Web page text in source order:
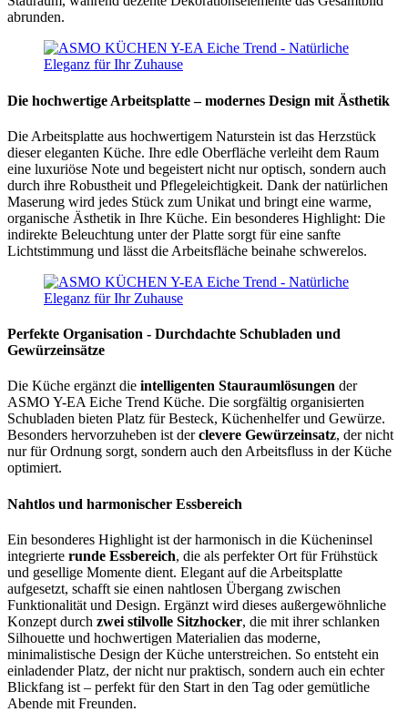
abrunden.
Die hochwertige Arbeitsplatte – modernes Design mit Ästhetik
Die Arbeitsplatte aus hochwertigem Naturstein ist das Herzstück
dieser eleganten Küche. Ihre edle Oberfläche verleiht dem Raum
eine luxuriöse Note und begeistert nicht nur optisch, sondern auch
durch ihre Robustheit und Pflegeleichtigkeit. Dank der natürlichen
Maserung wird jedes Stück zum Unikat und bringt eine warme,
organische Ästhetik in Ihre Küche. Ein besonderes Highlight: Die
indirekte Beleuchtung unter der Platte sorgt für eine sanfte
Lichtstimmung und lässt die Arbeitsfläche beinahe schwerelos.
Perfekte Organisation - Durchdachte Schubladen und
Gewürzeinsätze
Die Küche ergänzt die intelligenten Stauraumlösungen der
ASMO Y-EA Eiche Trend Küche. Die sorgfältig organisierten
Schubladen bieten Platz für Besteck, Küchenhelfer und Gewürze.
Besonders hervorzuheben ist derclevere Gewürzeinsatz, der nicht
nur für Ordnung sorgt, sondern auch den Arbeitsfluss in der Küche
optimiert.
Nahtlos und harmonischer Essbereich
Ein besonderes Highlight ist der harmonisch in die Kücheninsel
integrierte runde Essbereich, die als perfekter Ort für Frühstück
und gesellige Momente dient. Elegant auf die Arbeitsplatte
aufgesetzt, schafft sie einen nahtlosen Übergang zwischen
Funktionalität und Design. Ergänzt wird dieses außergewöhnliche
Konzept durch zwei stilvolle Sitzhocker, die mit ihrer schlanken
Silhouette und hochwertigen Materialien das moderne,
minimalistische Design der Küche unterstreichen. So entsteht ein
einladender Platz, der nicht nur praktisch, sondern auch ein echter
Blickfang ist – perfekt für den Start in den Tag oder gemütliche
Abende mit Freunden.